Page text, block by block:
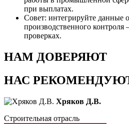
при выплатах.
Совет: интегрируйте данные
производственного
проверках.
НАМ ДОВЕРЯЮТ
НАС
Хряков Д.В.
Строительная отрасль